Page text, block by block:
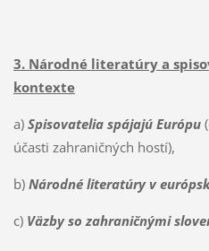
3. Národné literatúry a
kontexte
a) Spisovatelia spájajú Európu
účasti zahraničných hostí),
b) Národné literatúry v
c) Väzby so zahraničnými